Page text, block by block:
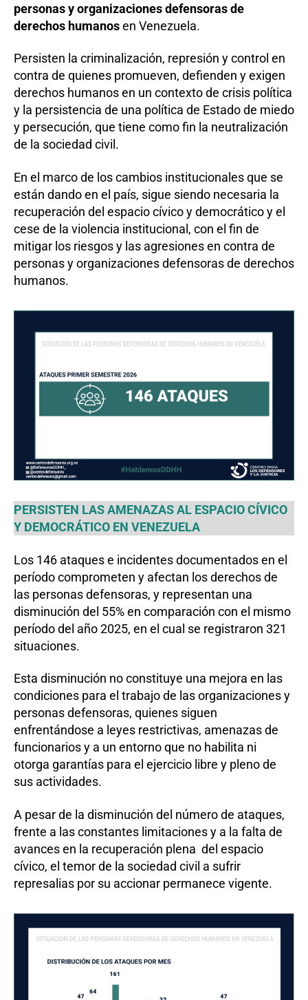
personas y organizaciones defensoras de
derechos humanosen Venezuela.
Persisten la criminalización, represión y control en
contra de quienes promueven, defienden y exigen
derechos humanos en un contexto de crisis política
y la persistencia de una política de Estado de miedo
y persecución, que tiene como fin la neutralización
de la sociedad civil.
En el marco de los cambios institucionales que se
están dando en el país, sigue siendo necesaria la
recuperación del espacio cívico y democrático y el
cese de la violencia institucional, con el fin de
mitigar los riesgos y las agresiones en contra de
personas y organizaciones defensoras de derechos
humanos.
PERSISTEN LAS AMENAZAS AL ESPACIO CÍVICO
Y DEMOCRÁTICO EN VENEZUELA
Los 146 ataques e incidentes documentados en el
período comprometen y afectan los derechos de
las personas defensoras, y representan una
disminución del 55% en comparación con el mismo
período del año 2025, en el cual se registraron 321
situaciones.
Esta disminución no constituye una mejora en las
condiciones para el trabajo de las organizaciones y
personas defensoras, quienes siguen
enfrentándose a leyes restrictivas, amenazas de
funcionarios y a un entorno que no habilita ni
otorga garantías para el ejercicio libre y pleno de
sus actividades.
A pesar de la disminución del número de ataques,
frente a las constantes limitaciones y a la falta de
avances en la recuperación plena del espacio
cívico, el temor de la sociedad civil a sufrir
represalias por su accionar permanece vigente.